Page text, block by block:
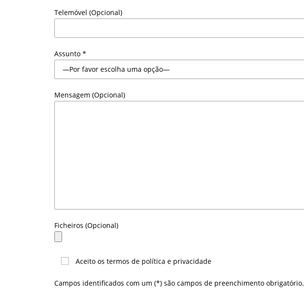
Telemóvel (Opcional)
Assunto *
Mensagem (Opcional)
Ficheiros (Opcional)
Aceito os termos de política e privacidade
Campos identificados com um (*) são campos de preenchimento obrigatório.